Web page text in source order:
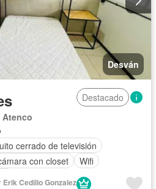
Desván
Destacado
Atenco
cerrado de televisión
con closet
Wifi
Cedillo Gonzalez